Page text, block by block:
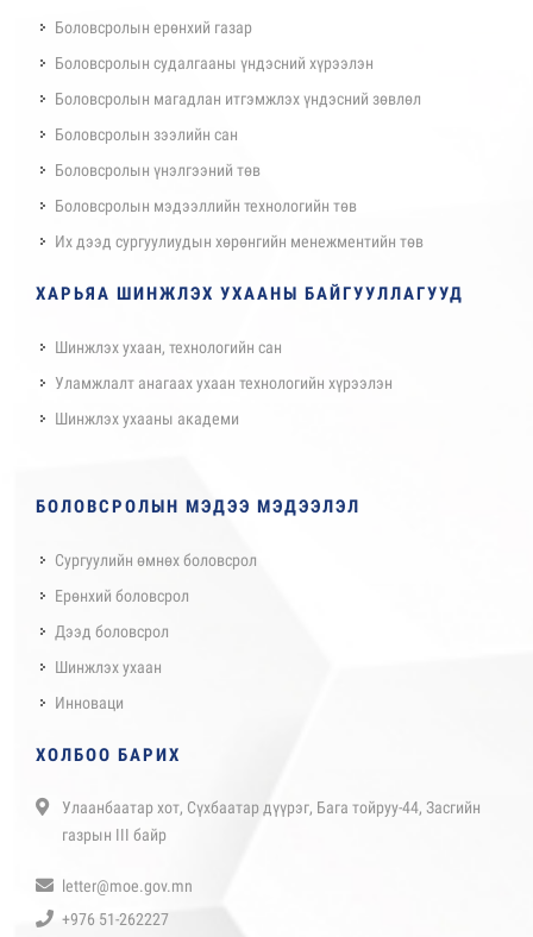
Боловсролын ерөнхий газар
Боловсролын судалгааны үндэсний хүрээлэн
Боловсролын магадлан итгэмжлэх үндэсний зөвлөл
Боловсролын зээлийн сан
Боловсролын үнэлгээний төв
Боловсролын мэдээллийн технологийн төв
Их дээд сургуулиудын хөрөнгийн менежментийн төв
ХАРЬЯА ШИНЖЛЭХ УХААНЫ БАЙГУУЛЛАГУУД
Шинжлэх ухаан, технологийн сан
Уламжлалт анагаах ухаан технологийн хүрээлэн
Шинжлэх ухааны академи
БОЛОВСРОЛЫН МЭДЭЭ МЭДЭЭЛЭЛ
Сургуулийн өмнөх боловсрол
Ерөнхий боловсрол
Дээд боловсрол
Шинжлэх ухаан
Инноваци
ХОЛБОО БАРИХ
Улаанбаатар хот, Сүхбаатар дүүрэг, Бага тойруу-44, Засгийн
газрын III байр
letter@moe.gov.mn
+976 51-262227